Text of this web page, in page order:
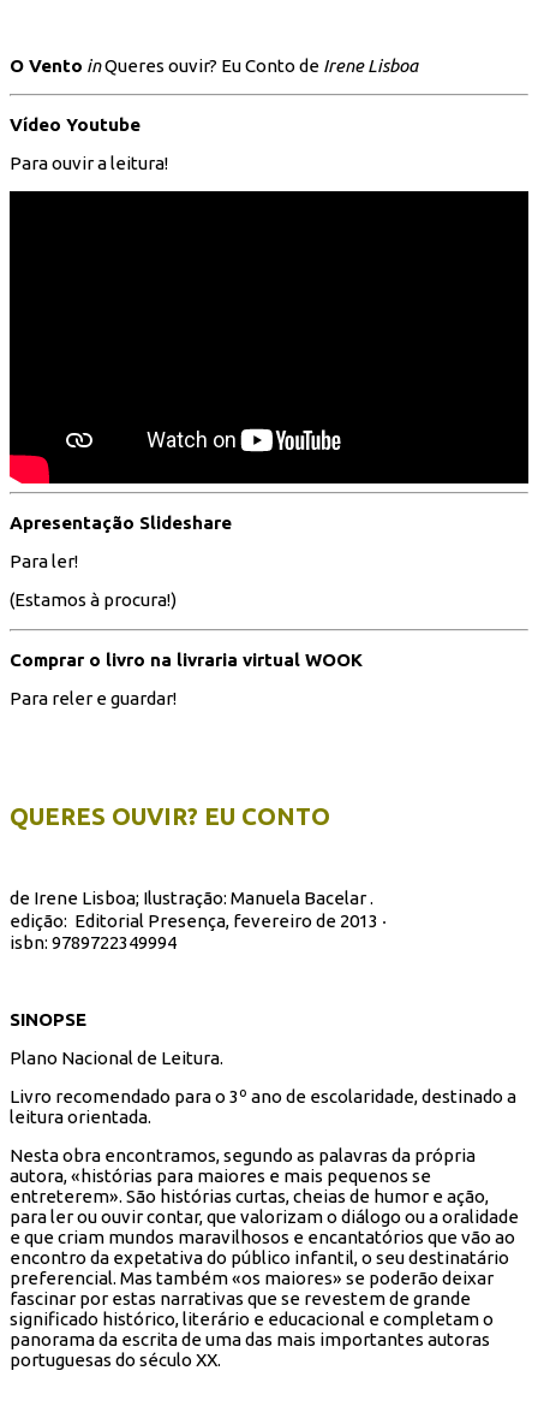
O Vento inQueres ouvir? Eu Conto de Irene Lisboa
Vídeo Youtube
Para ouvir a leitura!
Apresentação Slideshare
Para ler!
(Estamos à procura!)
Comprar o livro na livraria virtual WOOK
Para reler e guardar!
QUERES OUVIR? EU CONTO
de Irene Lisboa; Ilustração: Manuela Bacelar .
edição: Editorial Presença, fevereiro de 2013 ‧
isbn: 9789722349994
SINOPSE
Plano Nacional de Leitura.
Livro recomendado para o 3º ano de escolaridade, destinado a
leitura orientada.
Nesta obra encontramos, segundo as palavras da própria
autora, «histórias para maiores e mais pequenos se
entreterem». São histórias curtas, cheias de humor e ação,
para ler ou ouvir contar, que valorizam o diálogo ou a oralidade
e que criam mundos maravilhosos e encantatórios que vão ao
encontro da expetativa do público infantil, o seu destinatário
preferencial. Mas também «os maiores» se poderão deixar
fascinar por estas narrativas que se revestem de grande
significado histórico, literário e educacional e completam o
panorama da escrita de uma das mais importantes autoras
portuguesas do século XX.